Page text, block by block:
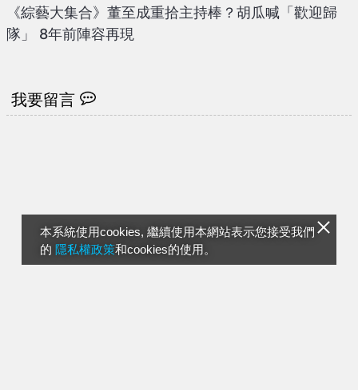
本系統使用cookies, 繼續使用本網站表示您接受我們
的 隱私權政策和cookies的使用。
《綜藝大集合》董至成重拾主持棒？胡瓜喊「歡迎歸
隊」 8年前陣容再現
我要留言